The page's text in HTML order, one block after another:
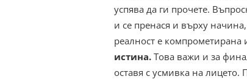
успява да ги прочете.
и се пренася и върху
реалност е компрометирана
истина. Това важи и за
оставя с усмивка на